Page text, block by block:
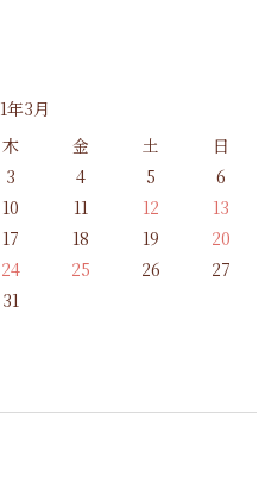
年3月
木 金 土
日
3 4 5
6
10 11 12
13
17 18 19
20
24 25 26
27
31